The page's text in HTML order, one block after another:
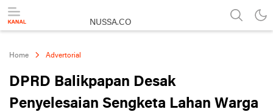
NUSSA.CO
Home Advertorial
DPRD Balikpapan Desak
Penyelesaian Sengketa Lahan Warga